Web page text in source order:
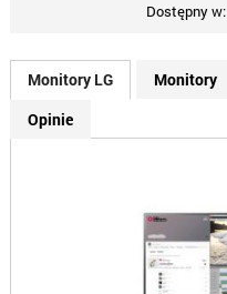
Dostępny w:
Monitory LG Monitory
Opinie